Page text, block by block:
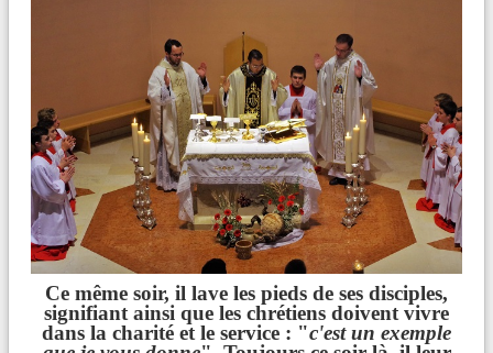
Ce même soir, il lave les pieds de ses disciples,
signifiant ainsi que les chrétiens doivent vivre
dans la charité et le service : "c'est un exemple